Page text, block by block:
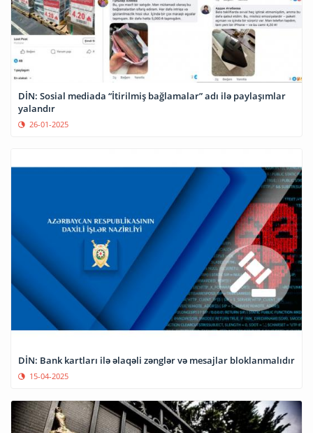
DİN: Sosial mediada “İtirilmiş bağlamalar” adı ilə paylaşımlar
yalandır
26-01-2025
DİN: Bank kartları ilə əlaqəli zənglər və mesajlar bloklanmalıdır
15-04-2025